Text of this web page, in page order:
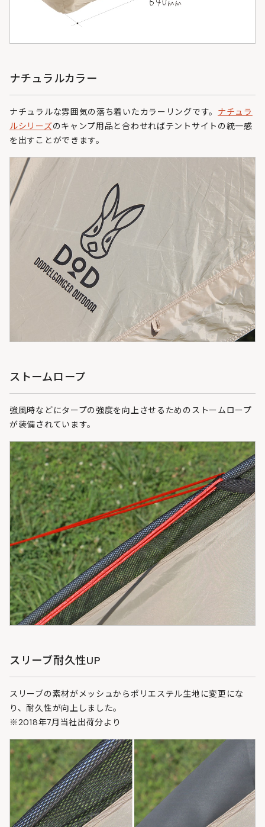
ナチュラルカラー
ナチュラルな雰囲気の落ち着いたカラーリングです。 ナチュラ
ルシリーズのキャンプ用品と合わせればテントサイトの統一感
を出すことができます。
ストームロープ
強風時などにタープの強度を向上させるためのストームロープ
が装備されています。
スリーブ耐久性UP
スリーブの素材がメッシュからポリエステル生地に変更にな
り、耐久性が向上しました。
※2018年7月当社出荷分より